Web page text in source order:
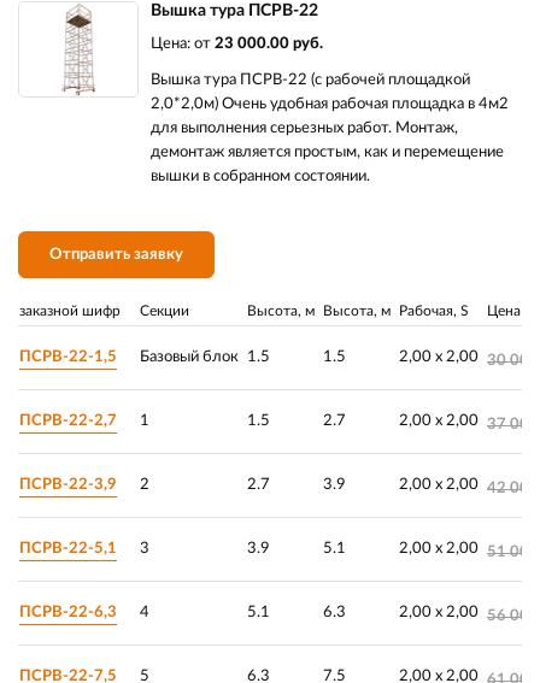
Вышка тура ПСРВ-22
Цена: от 23 000.00 руб.
Вышка тура ПСРВ-22 (с рабочей площадкой
2,0*2,0м) Очень удобная рабочая площадка в 4м2
для выполнения серьезных работ. Монтаж,
демонтаж является простым, как и перемещение
вышки в собранном состоянии.
Отправить заявку
заказной шифр Секции Высота, м Высота, м Рабочая, S Цена
ПСРВ-22-1,5 Базовый блок 1.5 1.5 2,00 х 2,00 30
ПСРВ-22-2,7 1 1.5 2.7 2,00 х 2,00 37
ПСРВ-22-3,9 2 2.7 3.9 2,00 х 2,00 42
ПСРВ-22-5,1 3 3.9 5.1 2,00 х 2,00 51
ПСРВ-22-6,3 4 5.1 6.3 2,00 х 2,00 56
ПСРВ-22-7,5 5 6.3 7.5 2,00 х 2,00